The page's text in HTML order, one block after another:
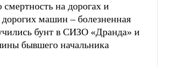
смертность на дорогах и
дорогих машин – болезненная
бунт в СИЗО «Дранда» и
бывшего начальника